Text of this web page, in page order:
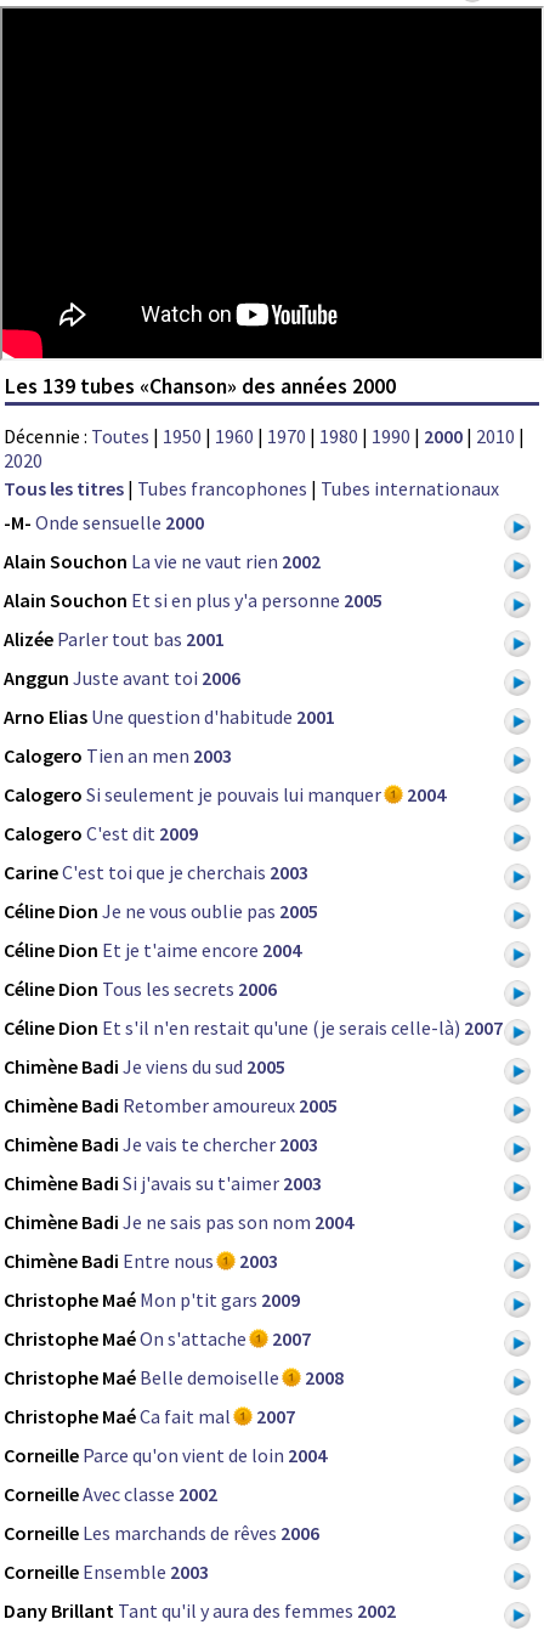
Les 139 tubes «Chanson» des années 2000
Décennie : Toutes | 1950 | 1960 | 1970 | 1980 | 1990 | 2000 | 2010 |
2020
Tous les titres | Tubes francophones | Tubes internationaux
-M- Onde sensuelle 2000
Alain Souchon La vie ne vaut rien 2002
Alain Souchon Et si en plus y'a personne 2005
Alizée Parler tout bas 2001
Anggun Juste avant toi 2006
Arno Elias Une question d'habitude 2001
Calogero Tien an men 2003
Calogero Si seulement je pouvais lui manquer
2004
Calogero C'est dit 2009
CarineC'est toi que je cherchais 2003
Céline Dion Je ne vous oublie pas 2005
Céline Dion Et je t'aime encore 2004
Céline Dion Tous les secrets 2006
Céline Dion Et s'il n'en restait qu'une (je serais celle-là) 2007
Chimène Badi Je viens du sud 2005
Chimène Badi Retomber amoureux 2005
Chimène Badi Je vais te chercher 2003
Chimène Badi Si j'avais su t'aimer 2003
Chimène Badi Je ne sais pas son nom 2004
Chimène Badi Entre nous
2003
Christophe Maé Mon p'tit gars 2009
Christophe MaéOn s'attache
2007
Christophe Maé Belle demoiselle
2008
Christophe MaéCa fait mal
2007
Corneille Parce qu'on vient de loin 2004
CorneilleAvec classe 2002
Corneille Les marchands de rêves 2006
Corneille Ensemble 2003
Dany Brillant Tant qu'il y aura des femmes 2002